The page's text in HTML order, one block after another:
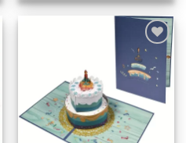
Tilføj til
ønskeliste